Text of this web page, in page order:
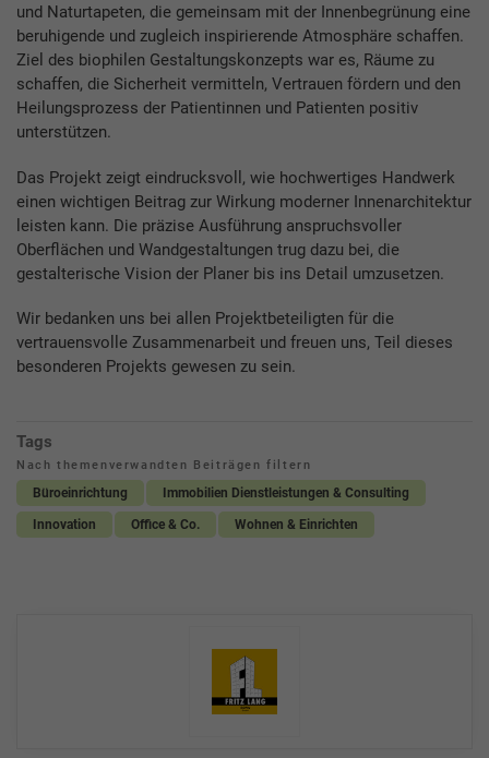
und Naturtapeten, die gemeinsam mit der Innenbegrünung eine
beruhigende und zugleich inspirierende Atmosphäre schaffen.
Ziel des biophilen Gestaltungskonzepts war es, Räume zu
schaffen, die Sicherheit vermitteln, Vertrauen fördern und den
Heilungsprozess der Patientinnen und Patienten positiv
unterstützen.
Das Projekt zeigt eindrucksvoll, wie hochwertiges Handwerk
einen wichtigen Beitrag zur Wirkung moderner Innenarchitektur
leisten kann. Die präzise Ausführung anspruchsvoller
Oberflächen und Wandgestaltungen trug dazu bei, die
gestalterische Vision der Planer bis ins Detail umzusetzen.
Wir bedanken uns bei allen Projektbeteiligten für die
vertrauensvolle Zusammenarbeit und freuen uns, Teil dieses
besonderen Projekts gewesen zu sein.
Tags
Nach themenverwandten Beiträgen filtern
Büroeinrichtung Immobilien Dienstleistungen & Consulting
Innovation Office & Co. Wohnen & Einrichten